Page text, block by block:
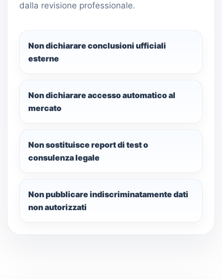
dalla revisione professionale.
Non dichiarare conclusioni ufficiali
esterne
Non dichiarare accesso automatico al
mercato
Non sostituisce report di test o
consulenza legale
Non pubblicare indiscriminatamente dati
non autorizzati